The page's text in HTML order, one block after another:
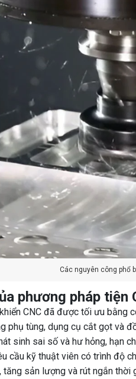
Các nguyên công phổ
phương pháp tiện
CNC đã được tối ưu bằng
phụ tùng, dụng cụ cắt gọt và
sinh sai số và hư hỏng, hạn
cầu kỹ thuật viên có trình độ
tăng sản lượng và rút ngắn thời